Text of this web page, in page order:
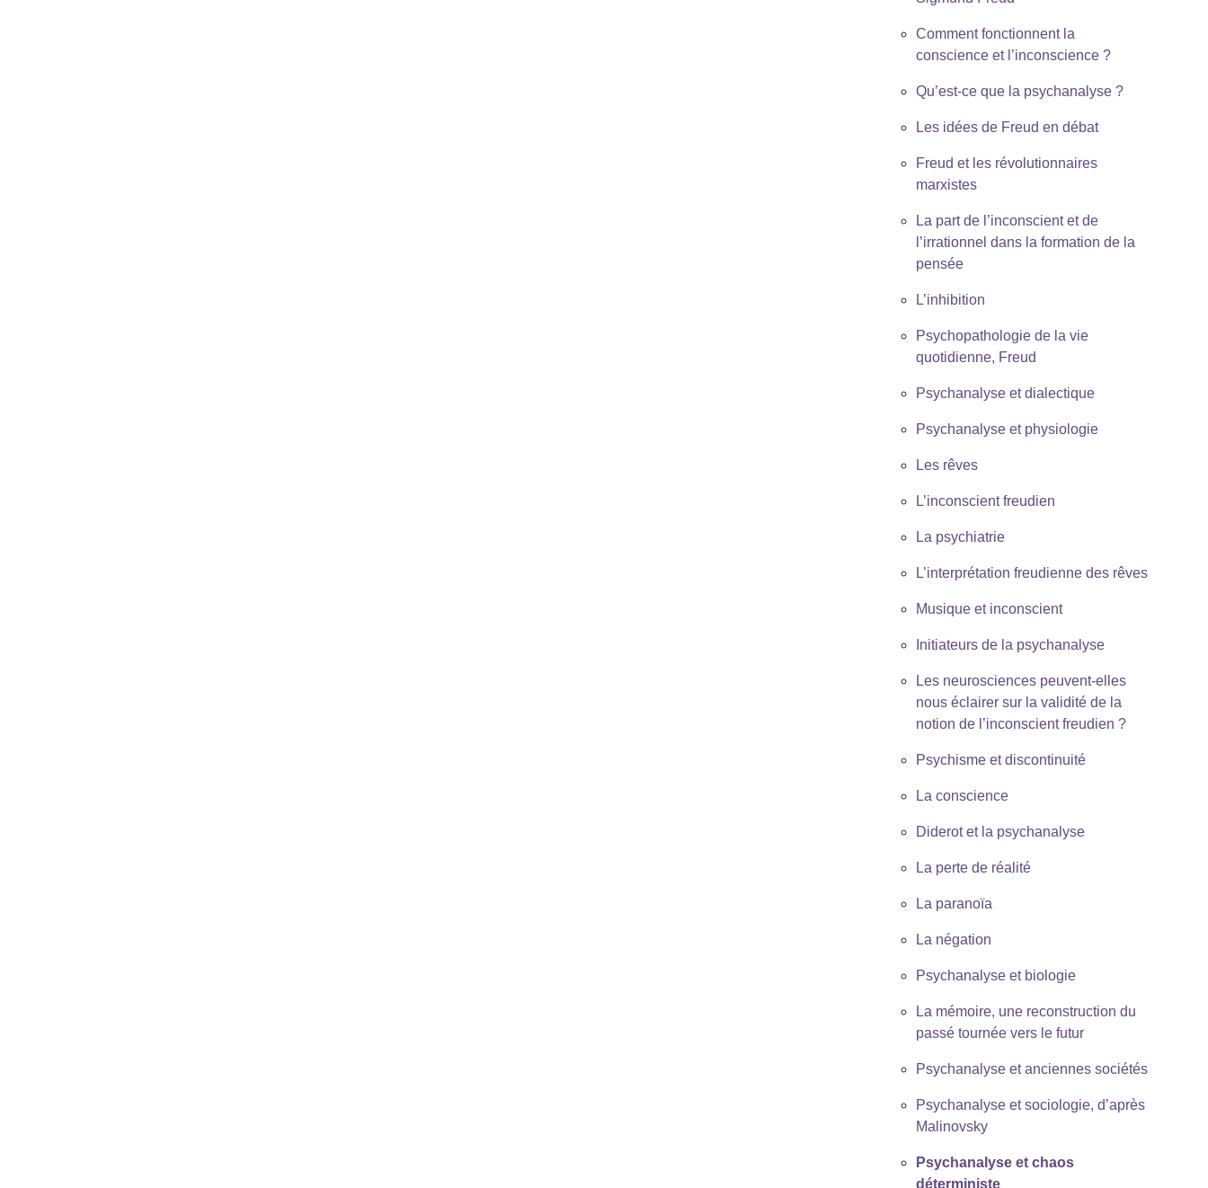
Comment fonctionnent la
conscience et l’inconscience ?
Qu’est-ce que la psychanalyse ?
Les idées de Freud en débat
Freud et les révolutionnaires
marxistes
La part de l’inconscient et de
l’irrationnel dans la formation de la
pensée
L’inhibition
Psychopathologie de la vie
quotidienne, Freud
Psychanalyse et dialectique
Psychanalyse et physiologie
Les rêves
L’inconscient freudien
La psychiatrie
L’interprétation freudienne des rêves
Musique et inconscient
Initiateurs de la psychanalyse
Les neurosciences peuvent-elles
nous éclairer sur la validité de la
notion de l’inconscient freudien ?
Psychisme et discontinuité
La conscience
Diderot et la psychanalyse
La perte de réalité
La paranoïa
La négation
Psychanalyse et biologie
La mémoire, une reconstruction du
passé tournée vers le futur
Psychanalyse et anciennes sociétés
Psychanalyse et sociologie, d’après
Malinovsky
Psychanalyse et chaos
déterministe